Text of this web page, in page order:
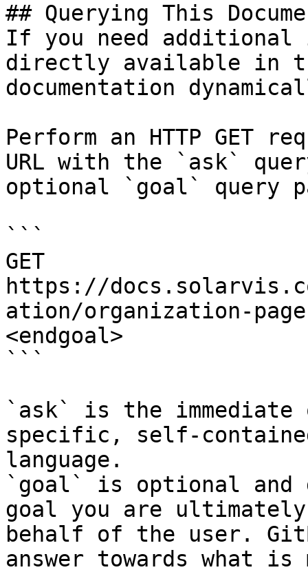
## Querying This
If you need
directly available in
documentation
Perform an HTTP GET
URL with the `ask`
optional `goal` query
```
GET
https://
ation/organization-
<endgoal>
```
`ask` is the
specific, self-
language.
`goal` is optional and
goal you are
behalf of the user.
answer towards what